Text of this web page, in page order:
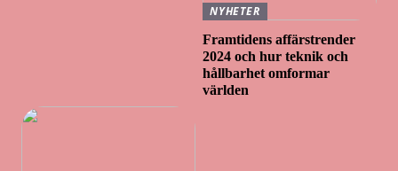
NYHETER
Framtidens affärstrender
2024 och hur teknik och
hållbarhet omformar
världen